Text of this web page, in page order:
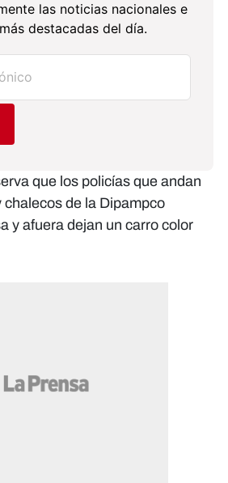
las noticias nacionales e
destacadas del día.
que los policías que andan
de la Dipampco
y afuera dejan un carro color